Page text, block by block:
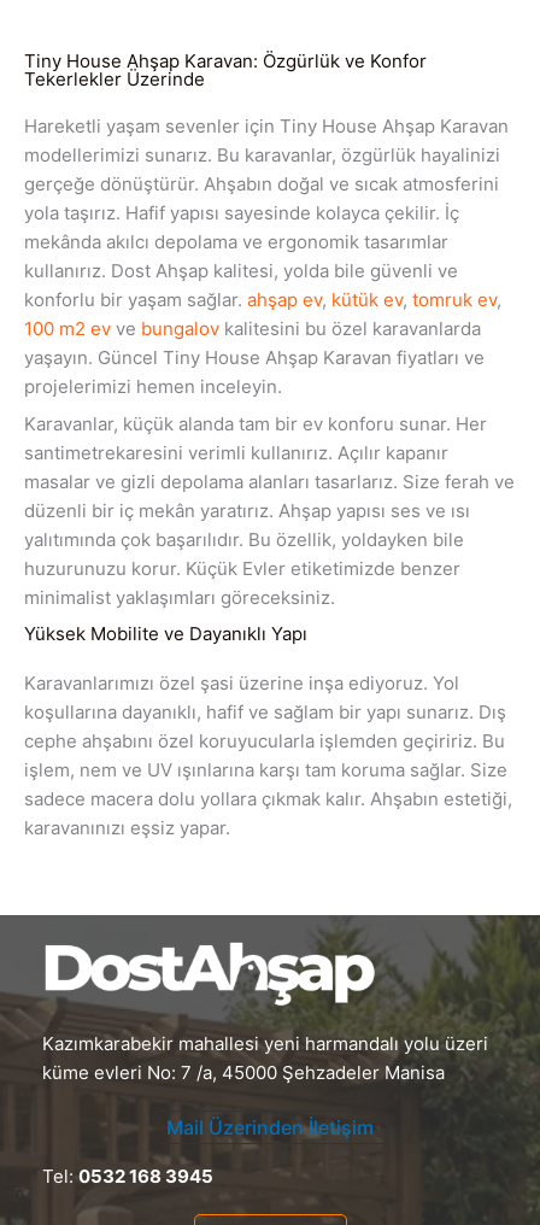
Tiny House Ahşap Karavan: Özgürlük ve Konfor
Tekerlekler Üzerinde
Hareketli yaşam sevenler için Tiny House Ahşap Karavan
modellerimizi sunarız. Bu karavanlar, özgürlük hayalinizi
gerçeğe dönüştürür. Ahşabın doğal ve sıcak atmosferini
yola taşırız. Hafif yapısı sayesinde kolayca çekilir. İç
mekânda akılcı depolama ve ergonomik tasarımlar
kullanırız. Dost Ahşap kalitesi, yolda bile güvenli ve
konforlu bir yaşam sağlar. ahşap ev, kütük ev, tomruk ev,
100 m2 ev ve bungalov kalitesini bu özel karavanlarda
yaşayın. Güncel Tiny House Ahşap Karavan fiyatları ve
projelerimizi hemen inceleyin.
Karavanlar, küçük alanda tam bir ev konforu sunar. Her
santimetrekaresini verimli kullanırız. Açılır kapanır
masalar ve gizli depolama alanları tasarlarız. Size ferah ve
düzenli bir iç mekân yaratırız. Ahşap yapısı ses ve ısı
yalıtımında çok başarılıdır. Bu özellik, yoldayken bile
huzurunuzu korur. Küçük Evler etiketimizde benzer
minimalist yaklaşımları göreceksiniz.
Yüksek Mobilite ve Dayanıklı Yapı
Karavanlarımızı özel şasi üzerine inşa ediyoruz. Yol
koşullarına dayanıklı, hafif ve sağlam bir yapı sunarız. Dış
cephe ahşabını özel koruyucularla işlemden geçiririz. Bu
işlem, nem ve UV ışınlarına karşı tam koruma sağlar. Size
sadece macera dolu yollara çıkmak kalır. Ahşabın estetiği,
karavanınızı eşsiz yapar.
Kazımkarabekir mahallesi yeni harmandalı yolu üzeri
küme evleri No: 7 /a, 45000 Şehzadeler Manisa
Mail Üzerinden İletişim
Tel: 0532 168 3945